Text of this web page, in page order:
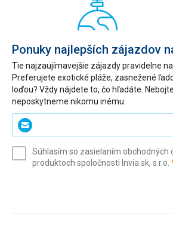
Ponuky najlepších zájazdov
Tie najzaujímavejšie zájazdy pravidelne
Preferujete exotické pláže, zasnežené
loďou? Vždy nájdete to, čo hľadáte.
neposkytneme nikomu inému.
Zadajte
svoj
(povinné)
Súhlasím so zasielaním obchodných
produktoch spoločnosti Invia.sk, s.r.o.